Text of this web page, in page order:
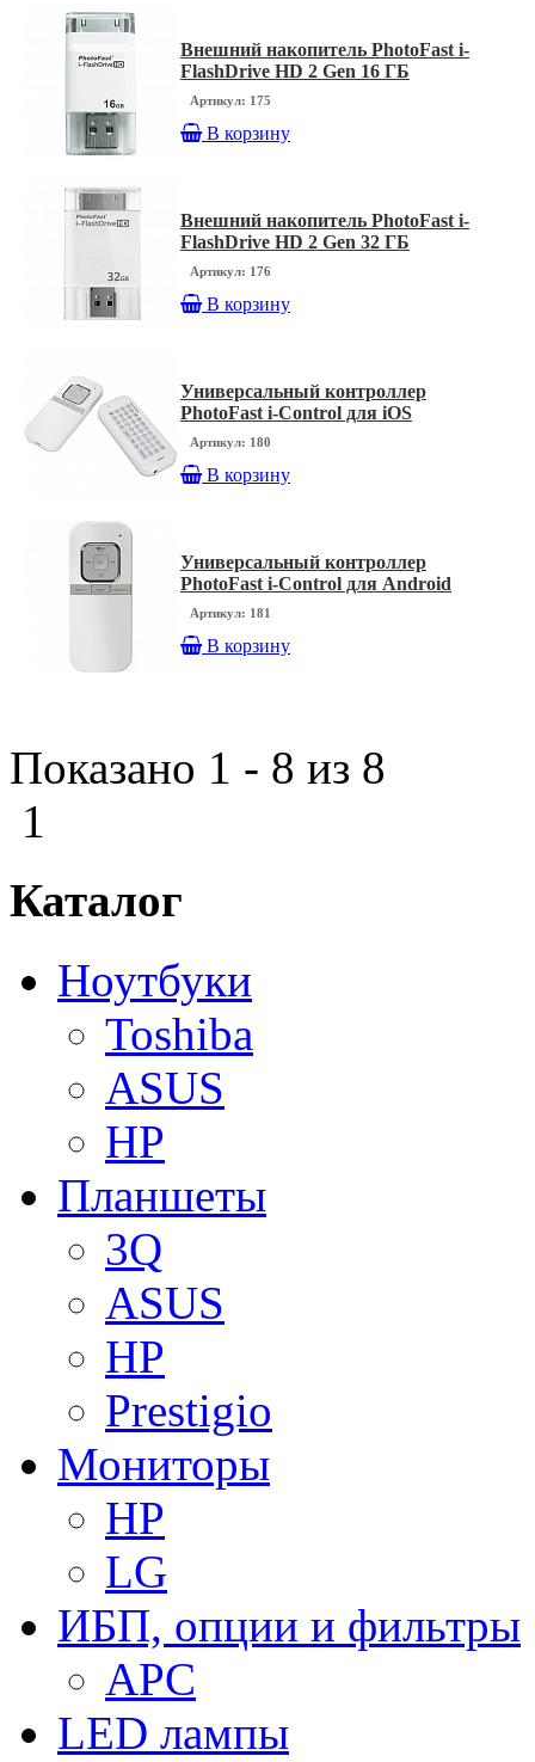
Внешний накопитель PhotoFast i-
FlashDrive HD 2 Gen 16 ГБ
Артикул: 175
В корзину
Внешний накопитель PhotoFast i-
FlashDrive HD 2 Gen 32 ГБ
Артикул: 176
В корзину
Универсальный контроллер
PhotoFast i-Control для iOS
Артикул: 180
В корзину
Универсальный контроллер
PhotoFast i-Control для Android
Артикул: 181
В корзину
Показано 1 - 8 из 8
1
Каталог
Ноутбуки
Toshiba
ASUS
HP
Планшеты
3Q
ASUS
HP
Prestigio
Мониторы
HP
LG
ИБП, опции и фильтры
APC
LED лампы